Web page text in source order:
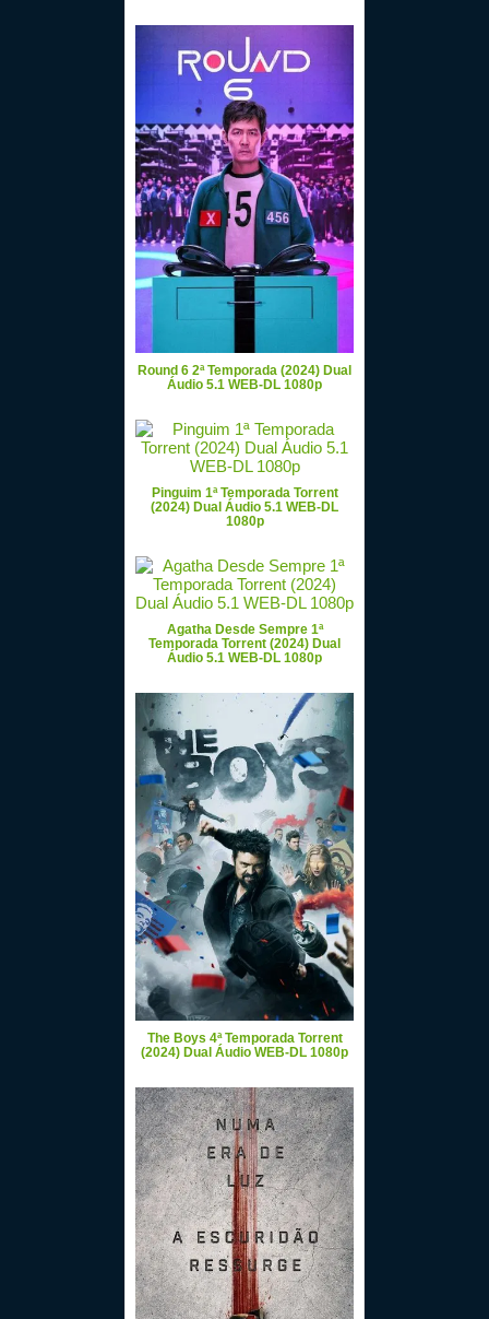
Round 6 2ª Temporada (2024) Dual
Áudio 5.1 WEB-DL 1080p
Pinguim 1ª Temporada Torrent
(2024) Dual Áudio 5.1 WEB-DL
1080p
Agatha Desde Sempre 1ª
Temporada Torrent (2024) Dual
Áudio 5.1 WEB-DL 1080p
The Boys 4ª Temporada Torrent
(2024) Dual Áudio WEB-DL 1080p